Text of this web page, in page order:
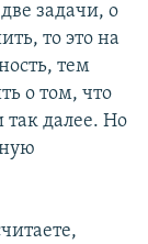
задачи, о
то это на
тем
о том, что
так далее. Но